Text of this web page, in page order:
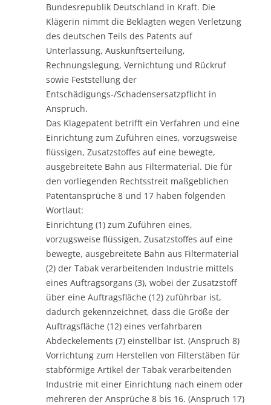
Bundesrepublik Deutschland in Kraft. Die
Klägerin nimmt die Beklagten wegen Verletzung
des deutschen Teils des Patents auf
Unterlassung, Auskunftserteilung,
Rechnungslegung, Vernichtung und Rückruf
sowie Feststellung der
Entschädigungs-/Schadensersatzpflicht in
Anspruch.
Das Klagepatent betrifft ein Verfahren und eine
Einrichtung zum Zuführen eines, vorzugsweise
flüssigen, Zusatzstoffes auf eine bewegte,
ausgebreitete Bahn aus Filtermaterial. Die für
den vorliegenden Rechtsstreit maßgeblichen
Patentansprüche 8 und 17 haben folgenden
Wortlaut:
Einrichtung (1) zum Zuführen eines,
vorzugsweise flüssigen, Zusatzstoffes auf eine
bewegte, ausgebreitete Bahn aus Filtermaterial
(2) der Tabak verarbeitenden Industrie mittels
eines Auftragsorgans (3), wobei der Zusatzstoff
über eine Auftragsfläche (12) zuführbar ist,
dadurch gekennzeichnet, dass die Größe der
Auftragsfläche (12) eines verfahrbaren
Abdeckelements (7) einstellbar ist. (Anspruch 8)
Vorrichtung zum Herstellen von Filterstäben für
stabförmige Artikel der Tabak verarbeitenden
Industrie mit einer Einrichtung nach einem oder
mehreren der Ansprüche 8 bis 16. (Anspruch 17)